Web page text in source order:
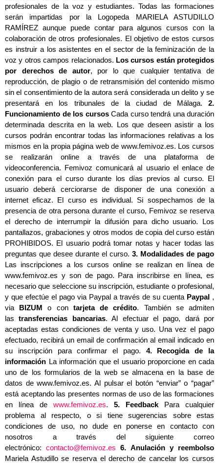
profesionales de la voz y estudiantes. Todas las formaciones
serán impartidas por la Logopeda MARIELA ASTUDILLO
RAMÍREZ aunque puede contar para algunos cursos con la
colaboración de otros profesionales. El objetivo de estos cursos
es instruir a los asistentes en el sector de la feminización de la
voz y otros campos relacionados. Los cursos están protegidos
por derechos de autor, por lo que cualquier tentativa de
reproducción, de plagio o de retransmisión del contenido mismo
sin el consentimiento de la autora será considerada un delito y se
presentará en los tribunales de la ciudad de Málaga.
2.
Funcionamiento de los cursosCada curso tendrá una duración
determinada descrita en la web. Los que deseen asistir a los
cursos podrán encontrar todas las informaciones relativas a los
mismos en la propia página web de www.femivoz.es. Los cursos
se realizarán online a través de una plataforma de
videoconferencia. Femivoz comunicará al usuario el enlace de
conexión para el curso durante los días previos al curso. El
usuario deberá cerciorarse de disponer de una conexión a
internet eficaz. El curso es individual. Si sospechamos de la
presencia de otra persona durante el curso, Femivoz se reserva
el derecho de interrumpir la difusión para dicho usuario. Los
pantallazos, grabaciones y otros modos de copia del curso están
PROHIBIDOS. El usuario podrá tomar notas y hacer todas las
preguntas que desee durante el curso. 3. Modalidades de pago
Las inscripciones a los cursos online se realizan en línea de
www.femivoz.es y son de pago. Para inscribirse en línea, es
necesario que seleccione su inscripción, estudiante o profesional,
y que efectúe el pago via Paypal a través de su cuenta Paypal ,
via BIZUM o con tarjeta de crédito. También se admiten
lastransferencias bancarias. Al efectuar el pago, dará por
aceptadas estas condiciones de venta y uso. Una vez el pago
efectuado, recibirá un email de confirmación al email indicado en
su inscripción para confirmar el pago. 4. Recogida de la
información La información que el usuario proporcione en cada
uno de los formularios de la web se almacena en la base de
datos de www.femivoz.es. Al pulsar el botón “enviar” o “pagar”
está aceptando las presentes normas de uso de las formaciones
en línea de www.femivoz.es. 5. Feedback Para cualquier
problema al respecto, o si tiene sugerencias sobre estas
condiciones de uso, no dude en ponerse en contacto con
nosotros a través del siguiente correo
electrónico:contacto@femivoz.es
6. Anulación y reembolso
Mariela Astudillo se reserva el derecho de cancelar los cursos